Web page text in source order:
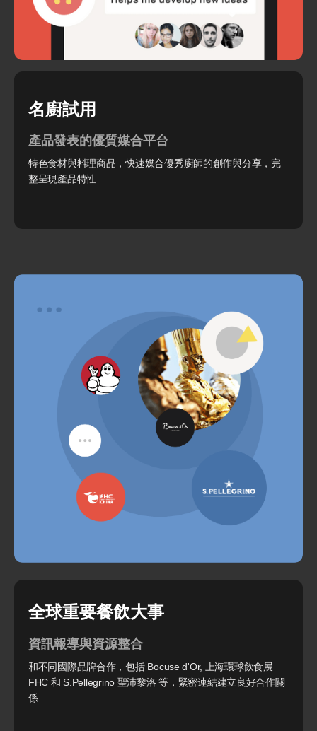
名廚試用
產品發表的優質媒合平台
特色食材與料理商品，快速媒合優秀廚師的創作與分享，完
整呈現產品特性
全球重要餐飲大事
資訊報導與資源整合
和不同國際品牌合作，包括 Bocuse d'Or, 上海環球飲食展
FHC 和 S.Pellegrino 聖沛黎洛 等，緊密連結建立良好合作關
係